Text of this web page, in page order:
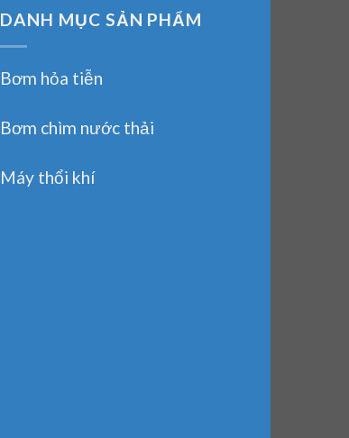
DANH MỤC SẢN PHẨM
Bơm hỏa tiễn
Bơm chìm nước thải
Máy thổi khí